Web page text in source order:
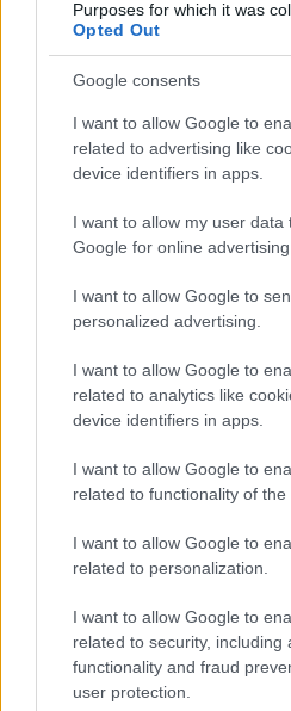
Purposes for which it was
Opted Out
Google consents
I want to allow Google to
related to advertising like
device identifiers in apps.
I want to allow my user data
Google for online
I want to allow Google to
personalized advertising.
I want to allow Google to
related to analytics like
device identifiers in apps.
I want to allow Google to
related to functionality of the
I want to allow Google to
related to personalization.
I want to allow Google to
related to security, including
functionality and fraud
user protection.
Salveaza-mi numele, email-
comentarii viitoare.
Articole